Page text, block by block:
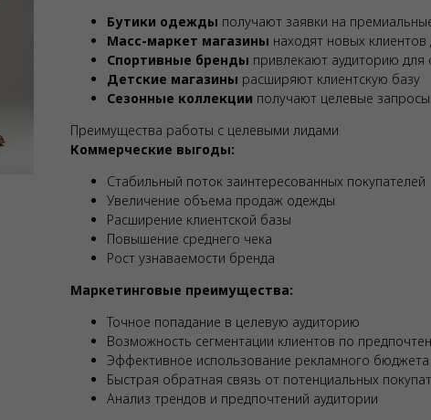
Бутики одежды получают заявки на
Масс-маркет магазины находят новых
Спортивные бренды привлекают аудиторию для
Детские магазины расширяют клиентскую базу
Сезонные коллекции получают целевые
Преимущества работы с целевыми лидами
Коммерческие выгоды:
Стабильный поток заинтересованных покупателей
Увеличение объема продаж одежды
Расширение клиентской базы
Повышение среднего чека
Рост узнаваемости бренда
Маркетинговые преимущества:
Точное попадание в целевую аудиторию
Возможность сегментации клиентов по
Эффективное использование рекламного бюджета
Быстрая обратная связь от потенциальных
Анализ трендов и предпочтений аудитории